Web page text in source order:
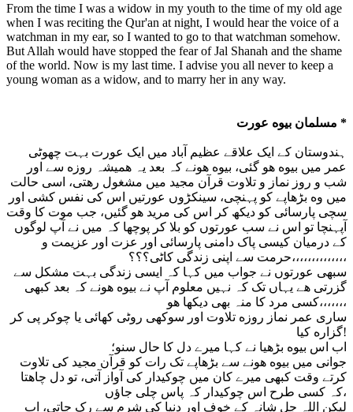
From the time I was a widow in my youth to the time of my old age
when I was reciting the Qur'an at night, I would hear the voice of a
watchman in my ear, so I wanted to go to that watchman somehow.
But Allah would have stopped the fear of Jal Shanah and the shame
of the world. Now is my last time. I advise you all never to keep a
young woman as a widow, and to marry her in any way.
مسلمان بیوه عورت *
ہندوستان کے ایک علاقے عظیم آباد میں ایک عورت بہت چهوٹی
عمر میں بیوه هو گئی، بیوه هونے کہ بعد یہ همیشہ روزه سے اور
شب و روز نماز و تلاوت قرآن مجید میں مشغول رهتی، اسی حالت
میں وه بڑهاپے کو پہنچی، سینکڑوں عورتیں اس کی نفس کشی اور
سچی پارسائی کو دیکھ کر اس کی مرید هو گئیں، جب موت کا وقت
آپہنچا تو اس نے سب عورتوں کو بلا کر پوچها کہ میں نے آپ لوگوں
کے درمیان کیسی پاک دامنی پارسائی اور عزت اور عزیمت و
حرمت سے اپنی زندگی کاٹی؟؟؟،،،،،،،،،،،،،،
سبهی عورتوں نے جواب میں کہا کہ ایسی زندگی بہت مشکل سے
گزرتی هے یہاں تک کہ نہیں معلوم آپ نے بیوه هونے کہ بعد کبهی
کسی مرد کا منہ بهی دیکها هو،،،،،،،
ساری عمر نماز روزه تلاوت اور سوکھی روٹی کهائی یا چوکر پی کر
گزاره کیا!
اب اس بیوه بڑهیا نے کہا میرے دل کا حال سنو؛
جوانی میں بیوه هونے سے بڑهاپے تک رات کو قرآن مجید کی تلاوت
کرتے وقت کبهی میرے کان میں چوکیدار کی آواز آتی، تو دل چاهتا
کہ کسی طرح اس چوکیدار کہ پاس چلی جاؤں،
لیکن اللہ جل شانہ کے خوف اور دنیا کی شرم سے رک جاتی، اب